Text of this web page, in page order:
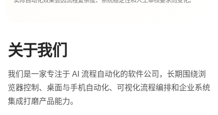
关于我们
我们是一家专注于 AI 流程自动化的软件公司，长期围绕浏
览器控制、桌面与手机自动化、可视化流程编排和企业系统
集成打磨产品能力。